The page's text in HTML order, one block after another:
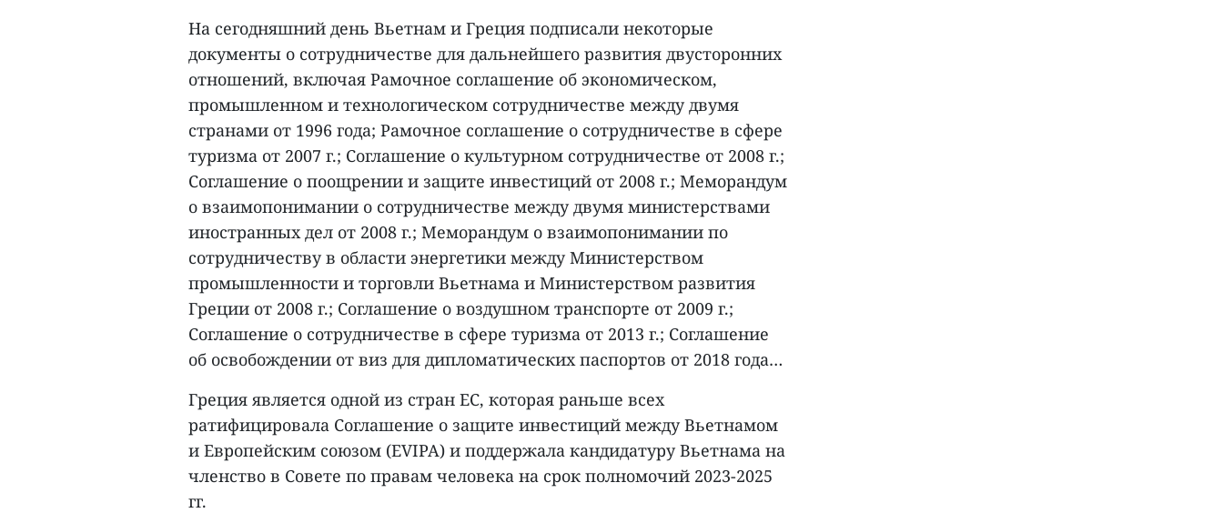
На сегодняшний день Вьетнам и Греция подписали некоторые
документы о сотрудничестве для дальнейшего развития двусторонних
отношений, включая Рамочное соглашение об экономическом,
промышленном и технологическом сотрудничестве между двумя
странами от 1996 года; Рамочное соглашение о сотрудничестве в сфере
туризма от 2007 г.; Соглашение о культурном сотрудничестве от 2008 г.;
Соглашение о поощрении и защите инвестиций от 2008 г.; Меморандум
о взаимопонимании о сотрудничестве между двумя министерствами
иностранных дел от 2008 г.; Меморандум о взаимопонимании по
сотрудничеству в области энергетики между Министерством
промышленности и торговли Вьетнама и Министерством развития
Греции от 2008 г.; Соглашение о воздушном транспорте от 2009 г.;
Соглашение о сотрудничестве в сфере туризма от 2013 г.; Соглашение
об освобождении от виз для дипломатических паспортов от 2018 года…
Греция является одной из стран ЕС, которая раньше всех
ратифицировала Соглашение о защите инвестиций между Вьетнамом
и Европейским союзом (EVIPA) и поддержала кандидатуру Вьетнама на
членство в Совете по правам человека на срок полномочий 2023-2025
гг.